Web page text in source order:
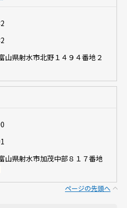
山県射水市北野１４９４番地２
山県射水市加茂中部８１７番地
ページの先頭へ